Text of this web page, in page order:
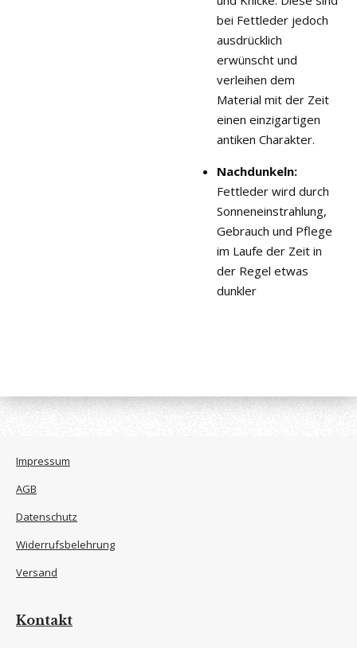
bei Fettleder jedoch
ausdrücklich
erwünscht und
verleihen dem
Material mit der Zeit
einen einzigartigen
antiken Charakter.
Nachdunkeln:
Fettleder wird durch
Sonneneinstrahlung,
Gebrauch und Pflege
im Laufe der Zeit in
der Regel etwas
dunkler
Impressum
AGB
Datenschutz
Widerrufsbelehrung
Versand
Kontakt